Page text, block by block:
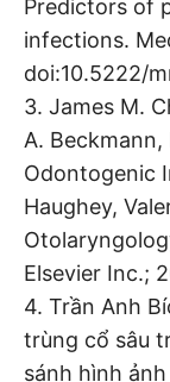
Predictors of
infections.
doi:10.5222/
3. James M.
A.
Odontogenic
Haughey,
Elsevier Inc.;
4. Trần Anh
trùng cổ sâu
sánh hình